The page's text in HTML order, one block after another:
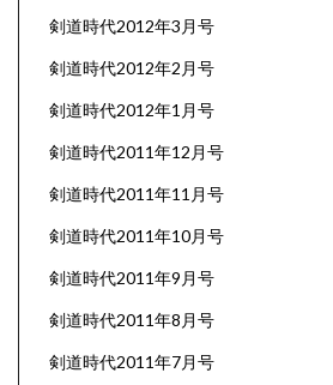
剣道時代2012年3月号
剣道時代2012年2月号
剣道時代2012年1月号
剣道時代2011年12月号
剣道時代2011年11月号
剣道時代2011年10月号
剣道時代2011年9月号
剣道時代2011年8月号
剣道時代2011年7月号